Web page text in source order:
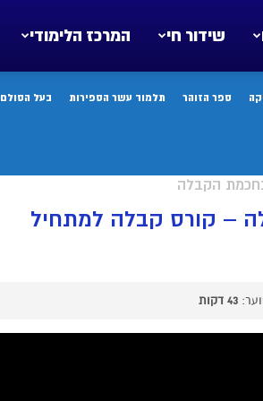
המרכז הלימודי שידור חי
ספר הזוהר תלמוד עשר הספירות בעל הסולם
הקבלה
– קורס קבלה למתחיל
43 דקות